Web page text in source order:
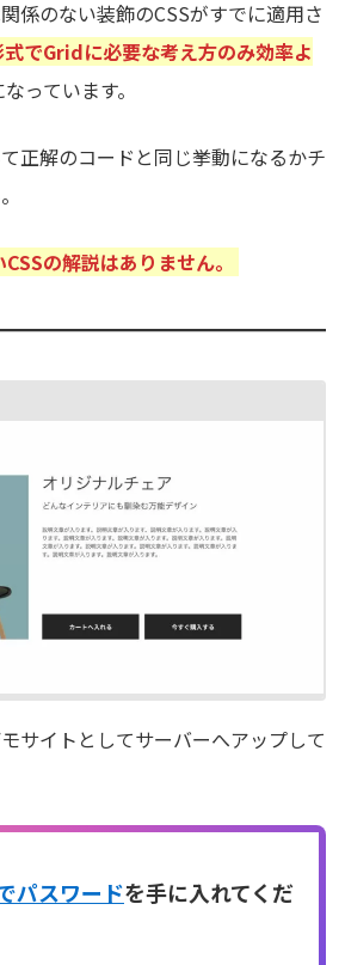
係のない装飾のCSSがすでに適用さ
でGridに必要な考え方のみ効率よ
っています。
正解のコードと同じ挙動になるかチ
の解説はありません。
サイトとしてサーバーへアップして
パスワードを手に入れてくだ